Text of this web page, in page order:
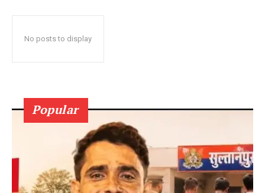
No posts to display
Popular